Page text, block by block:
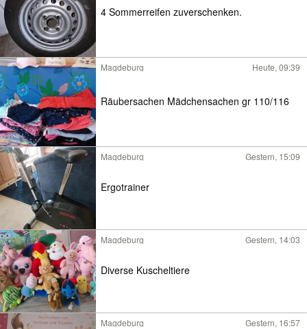
4 Sommerreifen zuverschenken.
Magdeburg Heute, 09:39
Räubersachen Mädchensachen gr 110/116
Magdeburg Gestern, 15:09
Ergotrainer
Magdeburg Gestern, 14:03
Diverse Kuscheltiere
Magdeburg Gestern, 16:57